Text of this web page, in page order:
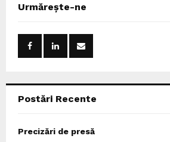
h
Urmărește-ne
Postări Recente
Precizări de presă